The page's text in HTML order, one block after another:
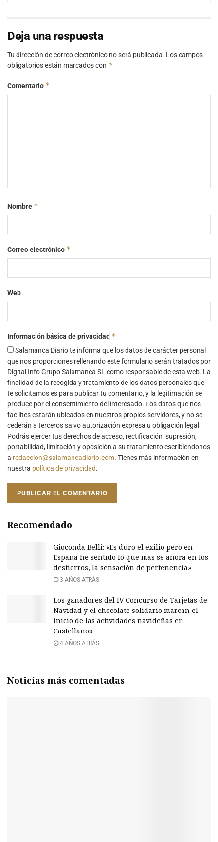
Deja una respuesta
Tu dirección de correo electrónico no será publicada. Los campos
obligatorios están marcados con *
Comentario *
Nombre *
Correo electrónico *
Web
Información básica de privacidad *
Salamanca Diario te informa que los datos de carácter personal
que nos proporciones rellenando este formulario serán tratados por
Digital Info Grupo Salamanca SL como responsable de esta web. La
finalidad de la recogida y tratamiento de los datos personales que
te solicitamos es para publicar tu comentario, y la legitimación se
produce por el consentimiento del interesado. Los datos que nos
facilites estarán ubicados en nuestros propios servidores, y no se
cederán a terceros salvo autorización expresa u obligación legal.
Podrás ejercer tus derechos de acceso, rectificación, supresión,
portabilidad, limitación y oposición a su tratamiento escribiendonos
a redaccion@salamancadiario.com. Tienes más información en
nuestra política de privacidad.
Recomendado
Gioconda Belli: «Es duro el exilio pero en
España he sentido lo que más se añora en los
destierros, la sensación de pertenencia»
3 AÑOS ATRÁS
Los ganadores del IV Concurso de Tarjetas de
Navidad y el chocolate solidario marcan el
inicio de las actividades navideñas en
Castellanos
4 AÑOS ATRÁS
Noticias más comentadas